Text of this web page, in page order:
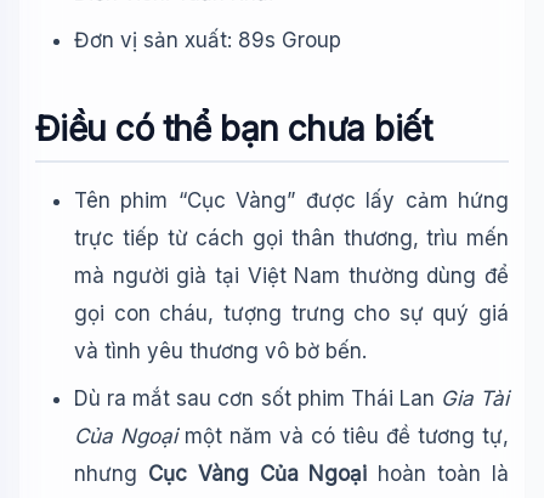
Đơn vị sản xuất: 89s Group
Điều có thể bạn chưa biết
Tên phim “Cục Vàng” được lấy cảm hứng
trực tiếp từ cách gọi thân thương, trìu mến
mà người già tại Việt Nam thường dùng để
gọi con cháu, tượng trưng cho sự quý giá
và tình yêu thương vô bờ bến.
Dù ra mắt sau cơn sốt phim Thái Lan Gia Tài
Của Ngoạimột năm và có tiêu đề tương tự,
nhưng Cục Vàng Của Ngoại hoàn toàn là